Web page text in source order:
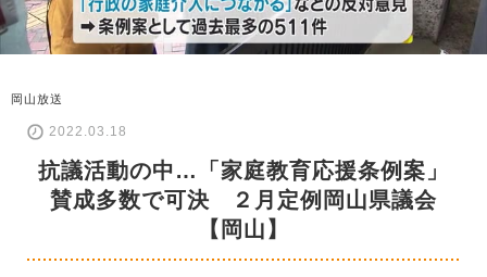
岡山放送
2022.03.18
抗議活動の中…「家庭教育応援条例案」
賛成多数で可決 ２月定例岡山県議会
【岡山】